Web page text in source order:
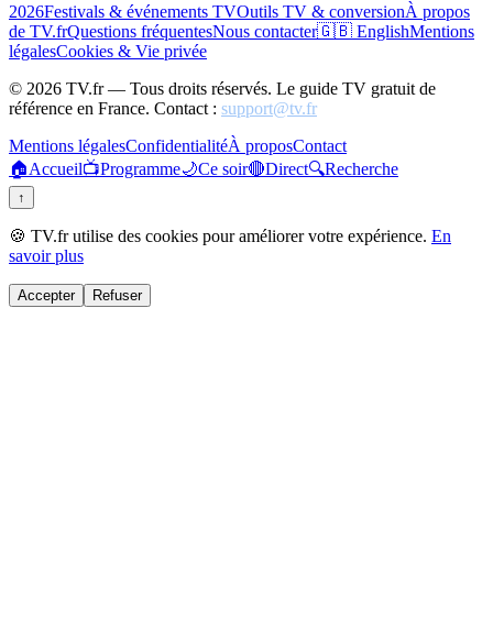
2026Festivals & événements TVOutils TV & conversionÀ propos
de TV.frQuestions fréquentesNous contacter🇬🇧 EnglishMentions
légalesCookies & Vie privée
© 2026 TV.fr — Tous droits réservés. Le guide TV gratuit de
référence en France. Contact : support@tv.fr
Mentions légalesConfidentialitéÀ proposContact
🏠Accueil📺Programme🌙Ce soir🔴Direct🔍Recherche
↑
🍪 TV.fr utilise des cookies pour améliorer votre expérience. En
savoir plus
Accepter Refuser